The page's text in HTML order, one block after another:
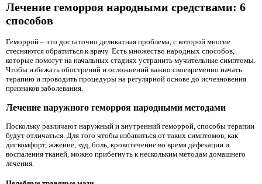
Лечение геморроя народными средствами: 6
способов
Геморрой – это достаточно деликатная проблема, с которой многие
стесняются обратиться к врачу. Есть множество народных способов,
которые помогут на начальных стадиях устранить мучительные симптомы.
Чтобы избежать обострений и осложнений важно своевременно начать
терапию и проводить процедуры на регулярной основе до исчезновения
признаков заболевания.
Лечение наружного геморроя народными методами
Поскольку различают наружный и внутренний геморрой, способы терапии
будут отличаться. Для того чтобы избавиться от таких симптомов, как
дискомфорт, жжение, зуд, боль, кровотечение во время дефекации и
воспаления тканей, можно прибегнуть к нескольким методам домашнего
лечения.